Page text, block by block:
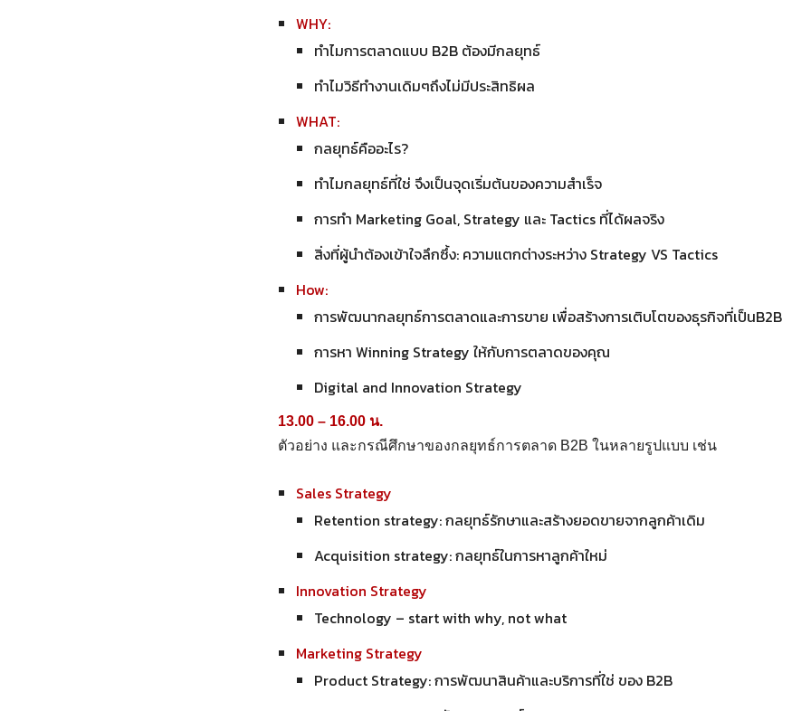
WHY:
ทำไมการตลาดแบบ B2B ต้องมีกลยุทธ์
ทำไมวิธีทำงานเดิมๆถึงไม่มีประสิทธิผล
WHAT:
กลยุทธ์คืออะไร?
ทำไมกลยุทธ์ที่ใช่ จึงเป็นจุดเริ่มต้นของความสำเร็จ
การทำ Marketing Goal, Strategy และ Tactics ที่ได้ผลจริง
สิ่งที่ผู้นำต้องเข้าใจลึกซึ้ง: ความแตกต่างระหว่าง Strategy VS Tactics
How:
การพัฒนากลยุทธ์การตลาดและการขาย เพื่อสร้างการเติบโตของธุรกิจที่เป็นB2B
การหา Winning Strategy ให้กับการตลาดของคุณ
Digital and Innovation Strategy
13.00 – 16.00 น.
ตัวอย่าง และกรณีศึกษาของกลยุทธ์การตลาด B2B ในหลายรูปแบบ เช่น
Sales Strategy
Retention strategy: กลยุทธ์รักษาและสร้างยอดขายจากลูกค้าเดิม
Acquisition strategy: กลยุทธ์ในการหาลูกค้าใหม่
Innovation Strategy
Technology – start with why, not what
Marketing Strategy
Product Strategy: การพัฒนาสินค้าและบริการที่ใช่ ของ B2B